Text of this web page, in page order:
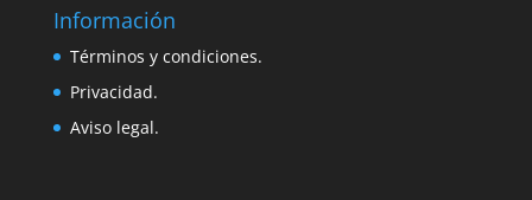
Información
Términos y condiciones.
Privacidad.
Aviso legal.